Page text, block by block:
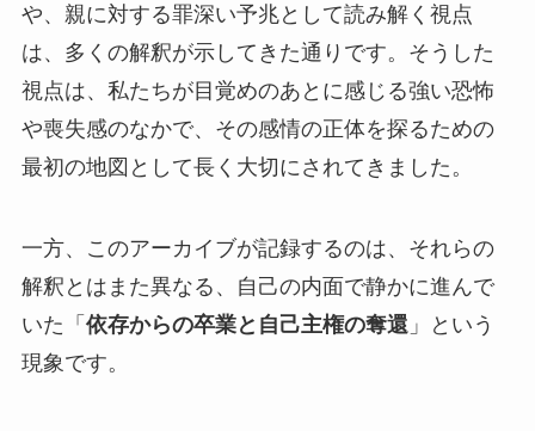
や、親に対する罪深い予兆として読み解く視点
は、多くの解釈が示してきた通りです。そうした
視点は、私たちが目覚めのあとに感じる強い恐怖
や喪失感のなかで、その感情の正体を探るための
最初の地図として長く大切にされてきました。
一方、このアーカイブが記録するのは、それらの
解釈とはまた異なる、自己の内面で静かに進んで
いた「 依存からの卒業と自己主権の奪還」という
現象です。